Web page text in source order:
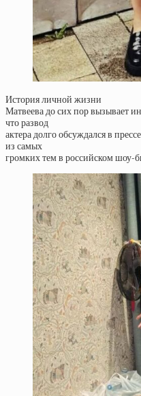
История личной жизни
Матвеева до сих пор вызывает
что развод
актера долго обсуждался в
из самых
громких тем в российском шоу-